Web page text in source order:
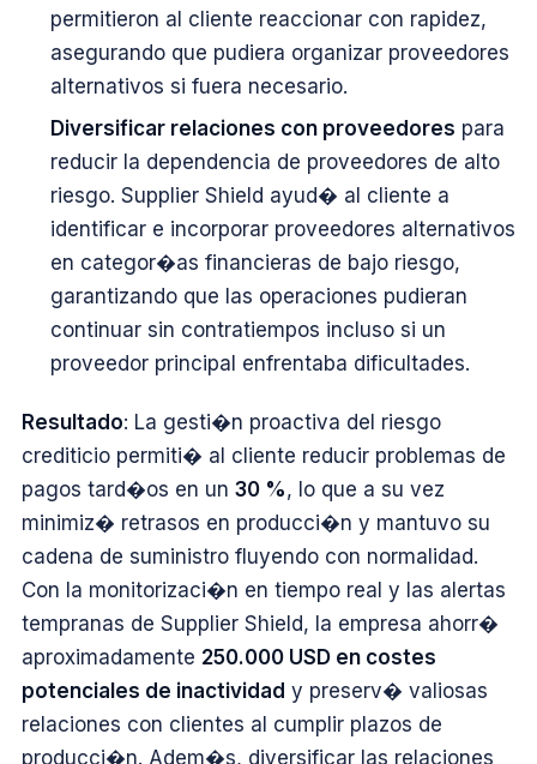
permitieron al cliente reaccionar con rapidez,
asegurando que pudiera organizar proveedores
alternativos si fuera necesario.
Diversificar relaciones con proveedores para
reducir la dependencia de proveedores de alto
riesgo. Supplier Shield ayud� al cliente a
identificar e incorporar proveedores alternativos
en categor�as financieras de bajo riesgo,
garantizando que las operaciones pudieran
continuar sin contratiempos incluso si un
proveedor principal enfrentaba dificultades.
Resultado: La gesti�n proactiva del riesgo
crediticio permiti� al cliente reducir problemas de
pagos tard�os en un 30 %, lo que a su vez
minimiz� retrasos en producci�n y mantuvo su
cadena de suministro fluyendo con normalidad.
Con la monitorizaci�n en tiempo real y las alertas
tempranas de Supplier Shield, la empresa ahorr�
aproximadamente 250.000 USD en costes
potenciales de inactividad y preserv� valiosas
relaciones con clientes al cumplir plazos de
producci�n. Adem�s, diversificar las relaciones